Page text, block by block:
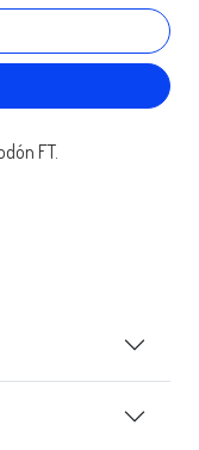
FT.